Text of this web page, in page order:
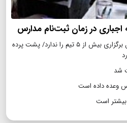
در زمان ثبت‌نام مدارس
علی عسگری: لیگ ایران پتانسیل برگزاری بیش از ۵ تیم را ندارد/ پشت پرده
شد
بیشتر است